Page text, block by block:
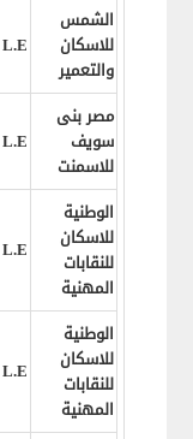
الشمس
للاسكان
والتعمير
L.E
مصر بنى
سويف
للاسمنت
L.E
الوطنية
للاسكان
للنقابات
المهنية
L.E
الوطنية
للاسكان
للنقابات
المهنية
L.E